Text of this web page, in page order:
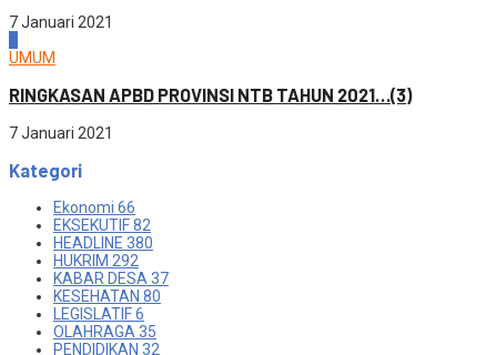
7 Januari 2021
UMUM
RINGKASAN APBD PROVINSI NTB TAHUN 2021…(3)
7 Januari 2021
Kategori
Ekonomi 66
EKSEKUTIF82
HEADLINE 380
HUKRIM 292
KABAR DESA37
KESEHATAN 80
LEGISLATIF6
OLAHRAGA35
PENDIDIKAN 32